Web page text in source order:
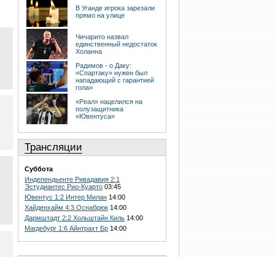
В Уганде игрока зарезали
прямо на улице
Чичарито назвал
единственный недостаток
Холанна
Радимов - о Даку:
«Спартаку» нужен был
нападающий с гарантией
гола»
«Реал» нацелился на
полузащитника
«Ювентуса»
Трансляции
Суббота
Индепендьенте Ривадавия 2:1
Эстудиантес Рио-Куарто 03:45
Ювентус 1:2 Интер Милан 14:00
Хайденхайм 4:3 Оснабрюк 14:00
Дармштадт 2:2 Хольштайн Киль 14:00
Магдебург 1:6 Айнтрахт Бр 14:00